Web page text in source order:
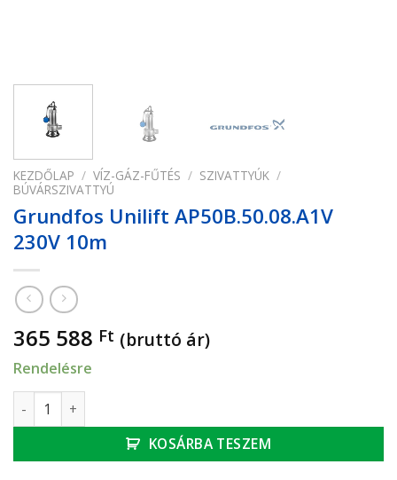
KEZDŐLAP / VÍZ-GÁZ-FŰTÉS / SZIVATTYÚK /
BÚVÁRSZIVATTYÚ
Grundfos Unilift AP50B.50.08.A1V
230V 10m
365 588 Ft (bruttó ár)
Rendelésre
Grundfos Unilift AP50B.50.08.A1V 230V 10m mennyiség
KOSÁRBA TESZEM